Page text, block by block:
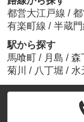
都営大江戸線 /
有楽町線 / 半蔵
駅から探す
馬喰町 / 月島 / 森
菊川
/ 八丁堀 / 水